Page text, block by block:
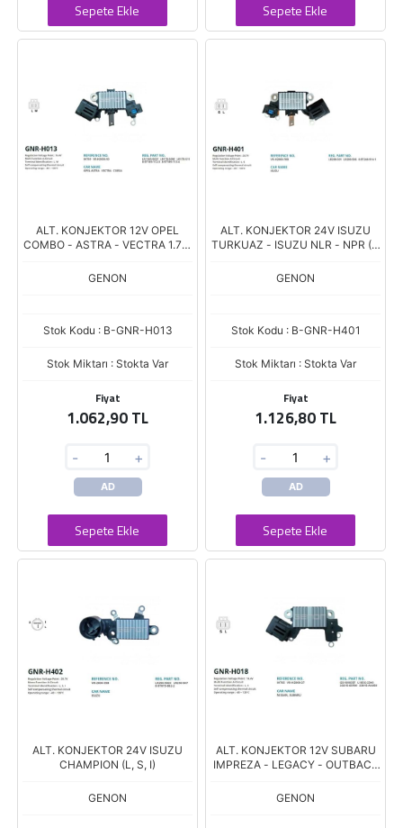
Sepete Ekle Sepete Ekle
ALT. KONJEKTOR 12V OPEL
COMBO - ASTRA - VECTRA 1.7 D
GENON
Stok Kodu : B-GNR-H013
Stok Miktarı : Stokta Var
Fiyat
1.062,90 TL
- +
AD
Sepete Ekle
ALT. KONJEKTOR 24V ISUZU
TURKUAZ - ISUZU NLR - NPR (L,
GENON
Stok Kodu : B-GNR-H401
Stok Miktarı : Stokta Var
Fiyat
1.126,80 TL
- +
AD
Sepete Ekle
ALT. KONJEKTOR 24V ISUZU
CHAMPION (L, S, I)
GENON
ALT. KONJEKTOR 12V SUBARU
IMPREZA - LEGACY - OUTBACK
GENON